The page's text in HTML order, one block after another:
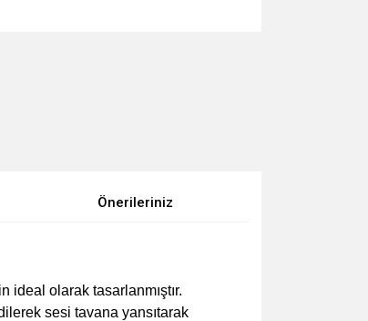
Önerileriniz
olarak tasarlanmıştır.
sesi tavana yansıtarak